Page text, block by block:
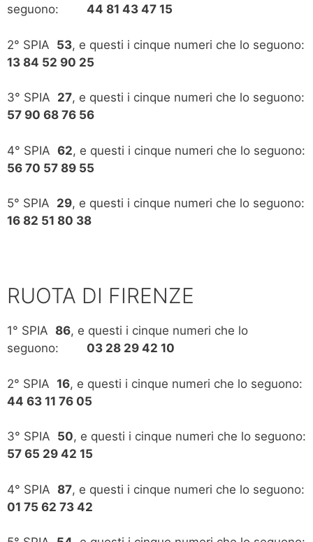
seguono: 44 81 43 47 15
2° SPIA 53, e questi i cinque numeri che lo seguono:
13 84 52 90 25
3° SPIA 27, e questi i cinque numeri che lo seguono:
57 90 68 76 56
4° SPIA 62, e questi i cinque numeri che lo seguono:
56 70 57 89 55
5° SPIA 29, e questi i cinque numeri che lo seguono:
16 82 51 80 38
RUOTA DI FIRENZE
1° SPIA 86, e questi i cinque numeri che lo
seguono: 03 28 29 42 10
2° SPIA 16, e questi i cinque numeri che lo seguono:
44 63 11 76 05
3° SPIA 50, e questi i cinque numeri che lo seguono:
57 65 29 42 15
4° SPIA 87, e questi i cinque numeri che lo seguono:
01 75 62 73 42